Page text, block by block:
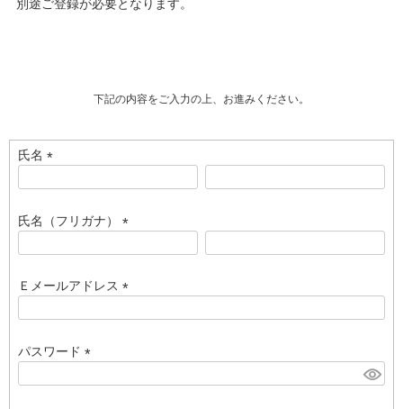
別途ご登録が必要となります。
下記の内容をご入力の上、お進みください。
氏名
須
)
氏名（フリガナ）
須
)
Ｅメールアドレス
)
パスワード